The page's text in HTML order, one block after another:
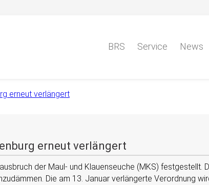
BRS Service News
erneut verlängert
erneut verlängert
der Maul- und Klauenseuche (MKS) festgestellt.
Die am 13. Januar verlängerte Verordnung